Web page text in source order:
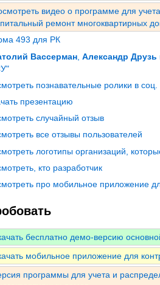
видео о программе для
ремонт многоквартирных
493 для РК
Вассерман Александр Друзь
познавательные ролики в соц.
презентацию
случайный отзыв
все отзывы пользователей
логотипы организаций,
кто разработчик
про мобильное приложение
бесплатно демо-версию
мобильное приложение для
программы для учета и